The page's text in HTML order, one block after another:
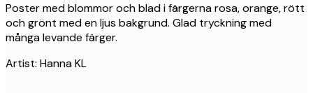
Poster med blommor och blad i färgerna rosa, orange, rött
och grönt med en ljus bakgrund. Glad tryckning med
många levande färger.
Artist: Hanna KL